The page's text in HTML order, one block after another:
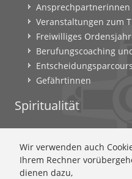
Ansprechpartnerinnen
Veranstaltungen zum
Freiwilliges
Berufungscoaching
Entscheidungsparcours
Gefährtinnen
Spiritualität
Ignatianisch beten:
Ignatianisch und
Wir verwenden auch
Ihrem Rechner
dienen dazu,